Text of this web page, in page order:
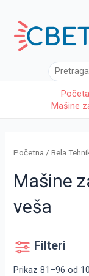
sadržaj
Pretraga
Mašine
Početna /Bela
Mašine
veša
Filteri
Prikaz 81–96 od